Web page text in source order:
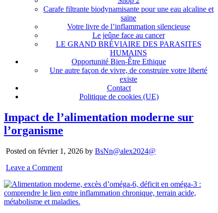
Carafe filtrante biodynamisante pour une eau alcaline et
saine
Votre livre de l’inflammation silencieuse
Le jeûne face au cancer
LE GRAND BRÉVIAIRE DES PARASITES
HUMAINS
Opportunité Bien-Être Ethique
Une autre façon de vivre, de construire votre liberté
existe
Contact
Politique de cookies (UE)
Impact de l’alimentation moderne sur
l’organisme
Posted on février 1, 2026 by BsNn@alex2024@
Leave a Comment